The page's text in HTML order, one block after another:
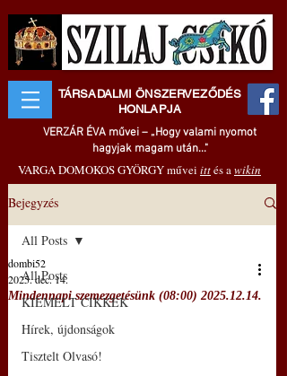
TÁRSADALMI ÖNSZERVEZŐDÉS
HONLAPJA
VERZÁR ÉVA művei – „Hogy valami nyomot
hagyjak magam után..."
VARGA DOMOKOS GYÖRGY művei ittés awikin
Bejegyzés
All Posts
KIEMELT CIKKEK
Hírek, újdonságok
Tisztelt Olvasó!
All Posts
Mindennapi szemezgetésünk (08:00) 2025.12.14.
dombi52
2025. dec. 14.